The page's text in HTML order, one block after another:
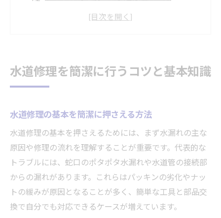
水道修理で知っておきたい応急処置の流れ
蛇口水漏れの直し方を自分で試す大事なポイン
ト
パッキン交換で水道修理を簡潔に実践
水道修理で蛇口のポタポタ対処する方法
シングルレバー蛇口の水道修理の流れ
水道蛇口の水漏れを自分で直すコツ
水道管の水漏れ修理は補修テープで応急対策も
可能
水道管水漏れの補修テープ活用術
水道修理を簡潔に行うコツと基本知識
水道修理の基本を簡潔に押さえる方法
水道修理の基本を押さえるためには、まず水漏れの主な
原因や修理の流れを理解することが重要です。代表的な
トラブルには、蛇口のポタポタ水漏れや水道管の接続部
からの漏れがあります。これらはパッキンの劣化やナッ
トの緩みが原因となることが多く、簡単な工具と部品交
換で自分でも対応できるケースが増えています。